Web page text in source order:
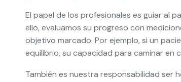
El papel de los profesionales es guiar al
ello, evaluamos su progreso con
objetivo marcado. Por ejemplo, si un
equilibrio, su capacidad para caminar en
También es nuestra responsabilidad ser